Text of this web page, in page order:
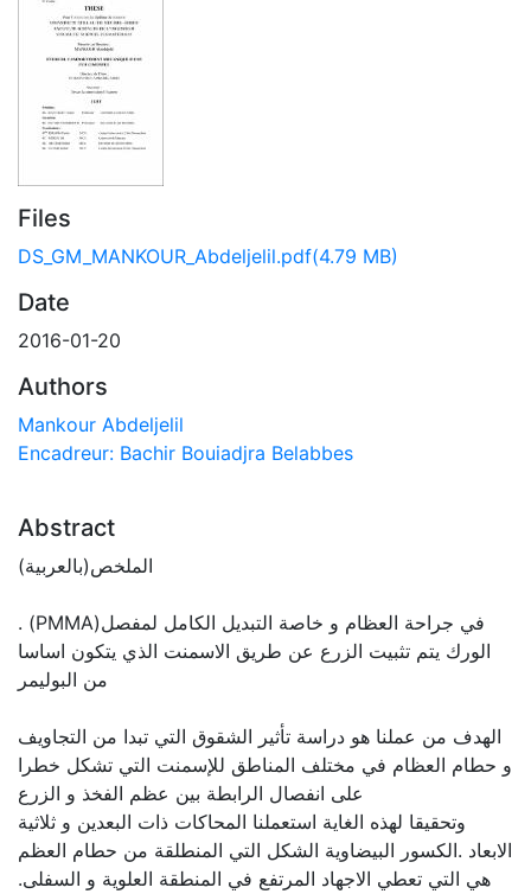
Files
DS_GM_MANKOUR_Abdeljelil.pdf(4.79 MB)
Date
2016-01-20
Authors
Mankour Abdeljelil
Encadreur: Bachir Bouiadjra Belabbes
Abstract
الملخص(بالعربية)
. (PMMA)في جراحة العظام و خاصة التبديل الكامل لمفصل
الورك يتم تثبيت الزرع عن طريق الاسمنت الذي يتكون اساسا
من البوليمر
الهدف من عملنا هو دراسة تأثير الشقوق التي تبدا من التجاويف
و حطام العظام في مختلف المناطق للإسمنت التي تشكل خطرا
على انفصال الرابطة بين عظم الفخذ و الزرع
وتحقيقا لهذه الغاية استعملنا المحاكات ذات البعدين و ثلاثية
الابعاد .الكسور البيضاوية الشكل التي المنطلقة من حطام العظم
هي التي تعطي الاجهاد المرتفع في المنطقة العلوية و السفلى.